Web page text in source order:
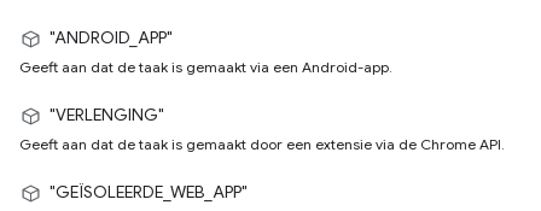
"ANDROID_APP"
Geeft aan dat de taak is gemaakt via een Android-app.
"VERLENGING"
Geeft aan dat de taak is gemaakt door een extensie via de Chrome API.
"GEÏSOLEERDE_WEB_APP"